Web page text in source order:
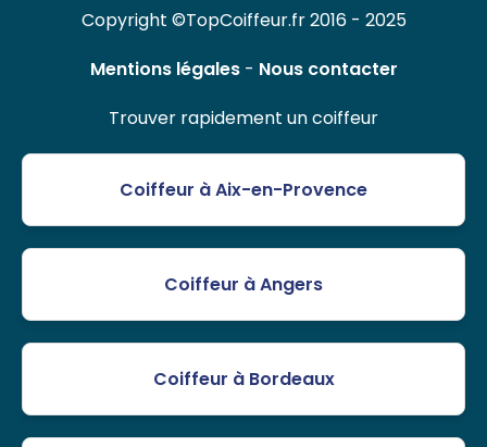
Copyright ©TopCoiffeur.fr 2016 - 2025
Mentions légales- Nous contacter
Trouver rapidement un coiffeur
Coiffeur à Aix-en-Provence
Coiffeur à Angers
Coiffeur à Bordeaux